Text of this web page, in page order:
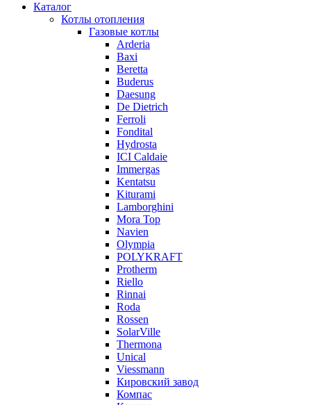
Каталог
Котлы отопления
Газовые котлы
Arderia
Baxi
Beretta
Buderus
Daesung
De Dietrich
Ferroli
Fondital
Hydrosta
ICI Caldaie
Immergas
Kentatsu
Kiturami
Lamborghini
Mora Top
Navien
Olympia
POLYKRAFT
Protherm
Riello
Rinnai
Roda
Rossen
SolarVille
Thermona
Unical
Viessmann
Кировский завод
Компас